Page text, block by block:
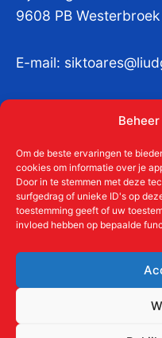
Om de beste ervaringen te
cookies om informatie over je
Door in te stemmen met deze
surfgedrag of unieke ID's op
toestemming geeft of uw
invloed hebben op bepaalde
9608 PB Westerbroek
E-mail:
KvKnr:41011712
Meer over de
Aanmelden als
ANBI
Contact